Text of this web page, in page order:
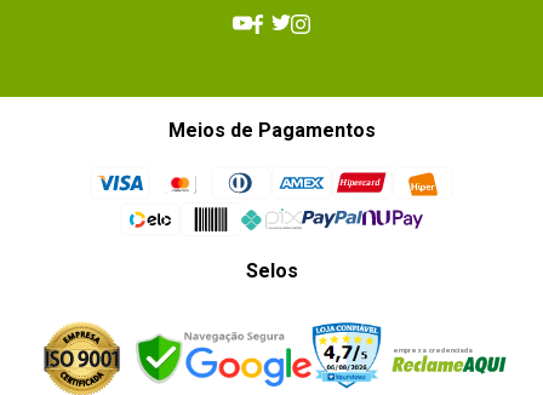
Meios de Pagamentos
Selos